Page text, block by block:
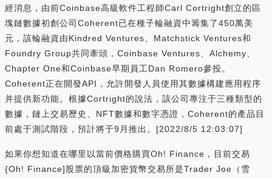
經消息，由前Coinbase高級軟件工程師Carl Cortright創立的區
塊鏈數據初創公司Coherent已在種子輪融資中籌集了450萬美
元，該輪融資由Kindred Ventures、Matchstick Ventures和
Foundry Group共同牽頭，Coinbase Ventures、Alchemy、
Chapter One和Coinbase早期員工Dan Romero參投。
Coherent正在開發API，允許開發人員使用其數據構建應用程序
并提供新功能。根據Cortright的說法，該公司專注于三種類型的
數據，鏈上交易歷史、NFT數據和數字憑證，Coherent的產品目
前處于測試階段，預計將于9月推出。[2022/8/5 12:03:07]
如果你想知道在哪里以當前價格購買Oh! Finance，目前交易
{Oh! Finance]股票的頂級加密貨幣交易所是Trader Joe（雪